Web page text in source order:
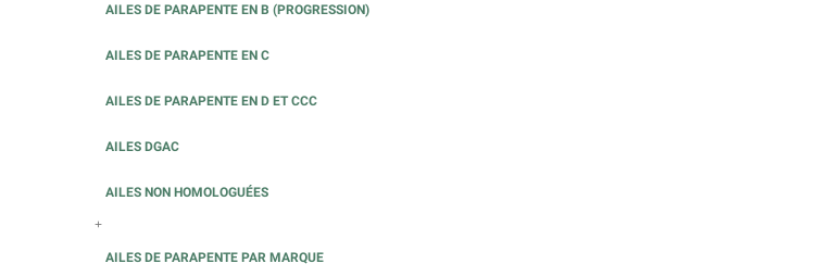
AILES DE PARAPENTE EN B (PROGRESSION)
AILES DE PARAPENTE EN C
AILES DE PARAPENTE EN D ET CCC
AILES DGAC
AILES NON HOMOLOGUÉES
+
AILES DE PARAPENTE PAR MARQUE